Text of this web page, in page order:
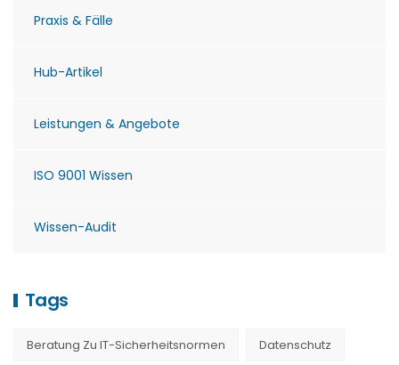
Praxis & Fälle
Hub-Artikel
Leistungen & Angebote
ISO 9001 Wissen
Wissen-Audit
Tags
Beratung Zu IT-Sicherheitsnormen Datenschutz